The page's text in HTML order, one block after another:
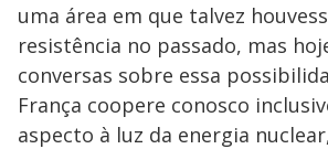
uma área em que talvez
resistência no passado, mas
conversas sobre essa
França coopere conosco
aspecto à luz da energia